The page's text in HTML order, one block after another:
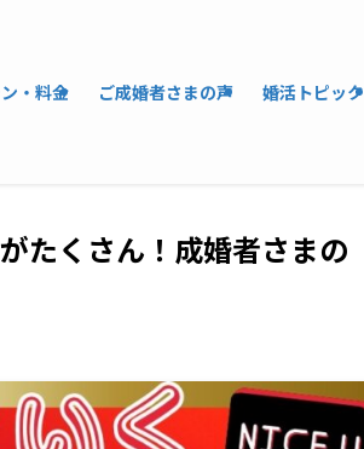
・料金 ご成婚者さまの声 婚活トピック
たくさん！成婚者さまの